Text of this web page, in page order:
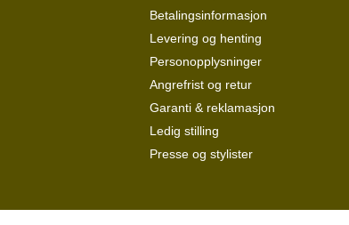
Betalingsinformasjon
Levering og henting
Personopplysninger
Angrefrist og retur
Garanti & reklamasjon
Ledig stilling
Presse og stylister